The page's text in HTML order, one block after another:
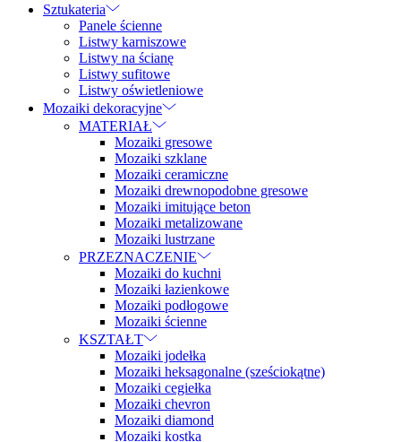
Sztukateria
Panele ścienne
Listwy karniszowe
Listwy na ścianę
Listwy sufitowe
Listwy oświetleniowe
Mozaiki dekoracyjne
MATERIAŁ
Mozaiki gresowe
Mozaiki szklane
Mozaiki ceramiczne
Mozaiki drewnopodobne gresowe
Mozaiki imitujące beton
Mozaiki metalizowane
Mozaiki lustrzane
PRZEZNACZENIE
Mozaiki do kuchni
Mozaiki łazienkowe
Mozaiki podłogowe
Mozaiki ścienne
KSZTAŁT
Mozaiki jodełka
Mozaiki heksagonalne (sześciokątne)
Mozaiki cegiełka
Mozaiki chevron
Mozaiki diamond
Mozaiki kostka